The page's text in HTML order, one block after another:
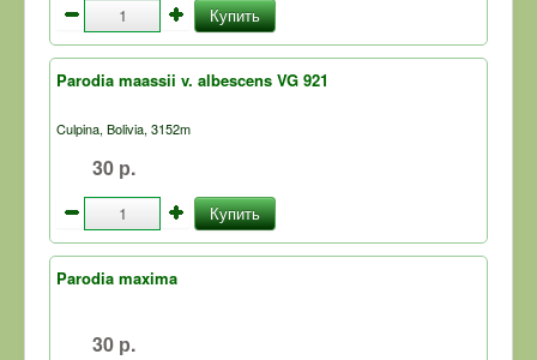
Купить
Parodia maassii v. albescens VG 921
Culpina, Bolivia, 3152m
30 р.
Купить
Parodia maxima
30 р.